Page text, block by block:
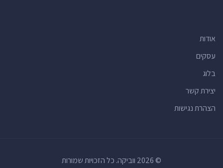
אודות
עסקים
בלוג
יצירת קשר
הצהרת נגישות
© 2026 ווביקה. כל הזכויות שמורות